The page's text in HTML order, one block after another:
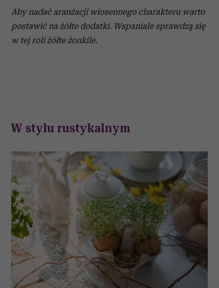
Aby nadać aranżacji wiosennego charakteru warto
postawić na żółte dodatki. Wspaniale sprawdzą się
w tej roli żółte żonkile.
W stylu rustykalnym